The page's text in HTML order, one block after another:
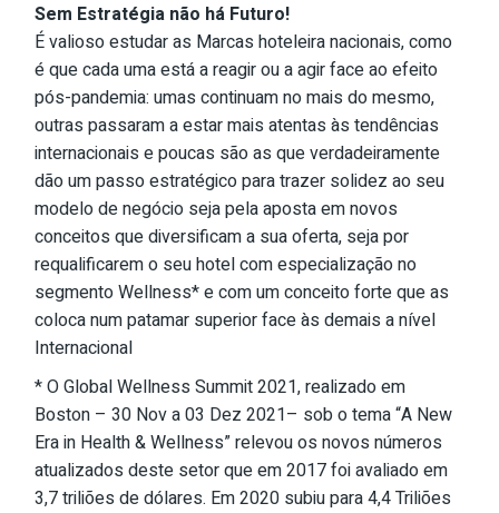
Sem Estratégia não há Futuro!
É valioso estudar as Marcas hoteleira nacionais, como
é que cada uma está a reagir ou a agir face ao efeito
pós-pandemia: umas continuam no mais do mesmo,
outras passaram a estar mais atentas às tendências
internacionais e poucas são as que verdadeiramente
dão um passo estratégico para trazer solidez ao seu
modelo de negócio seja pela aposta em novos
conceitos que diversificam a sua oferta, seja por
requalificarem o seu hotel com especialização no
segmento Wellness* e com um conceito forte que as
coloca num patamar superior face às demais a nível
Internacional
* O Global Wellness Summit 2021, realizado em
Boston – 30 Nov a 03 Dez 2021– sob o tema “A New
Era in Health & Wellness” relevou os novos números
atualizados deste setor que em 2017 foi avaliado em
3,7 triliões de dólares. Em 2020 subiu para 4,4 Triliões